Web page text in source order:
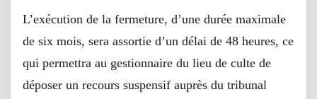
L’exécution de la fermeture, d’une durée maximale
de six mois, sera assortie d’un délai de 48 heures, ce
qui permettra au gestionnaire du lieu de culte de
déposer un recours suspensif auprès du tribunal